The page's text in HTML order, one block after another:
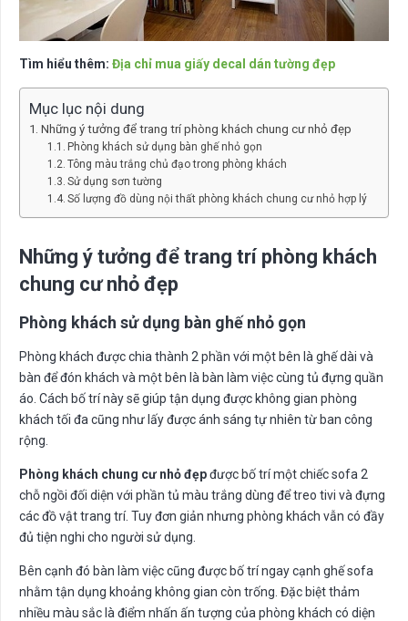
Tìm hiểu thêm: Địa chỉ mua giấy decal dán tường đẹp
Mục lục nội dung
Những ý tưởng để trang trí phòng khách chung cư nhỏ đẹp
Phòng khách sử dụng bàn ghế nhỏ gọn
Tông màu trắng chủ đạo trong phòng khách
Sử dụng sơn tường
Số lượng đồ dùng nội thất phòng khách chung cư nhỏ hợp lý
Những ý tưởng để trang trí phòng khách
chung cư nhỏ đẹp
Phòng khách sử dụng bàn ghế nhỏ gọn
Phòng khách được chia thành 2 phần với một bên là ghế dài và
bàn để đón khách và một bên là bàn làm việc cùng tủ đựng quần
áo. Cách bố trí này sẽ giúp tận dụng được không gian phòng
khách tối đa cũng như lấy được ánh sáng tự nhiên từ ban công
rộng.
Phòng khách chung cư nhỏ đẹpđược bố trí một chiếc sofa 2
chỗ ngồi đối diện với phần tủ màu trắng dùng để treo tivi và đựng
các đồ vật trang trí. Tuy đơn giản nhưng phòng khách vẫn có đầy
đủ tiện nghi cho người sử dụng.
Bên cạnh đó bàn làm việc cũng được bố trí ngay cạnh ghế sofa
nhằm tận dụng khoảng không gian còn trống. Đặc biệt thảm
nhiều màu sắc là điểm nhấn ấn tượng của phòng khách có diện